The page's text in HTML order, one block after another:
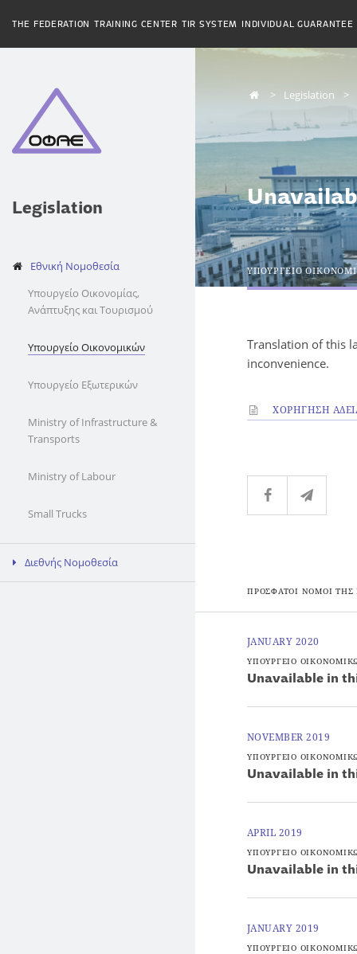
THE FEDERATION TRAINING CENTER TIR SYSTEM INDIVIDUAL GUARANTEE
Legislation
Εθνική Νομοθεσία
Υπουργείο Οικονομίας,
Ανάπτυξης και Τουρισμού
Υπουργείο Οικονομικών
Υπουργείο Εξωτερικών
Ministry of Infrastructure &
Transports
Ministry of Labour
Small Trucks
Διεθνής Νομοθεσία
Legislation
ΥΠΟΥΡΓΕΙΟ
Translation of this
inconvenience.
ΧΟΡΗΓΗΣΗ
ΠΡΟΣΦΑΤΟΙ ΝΟΜΟΙ ΤΗΣ
JANUARY 2020
ΥΠΟΥΡΓΕΙΟ
Unavailable in
NOVEMBER 2019
ΥΠΟΥΡΓΕΙΟ
Unavailable in
APRIL 2019
ΥΠΟΥΡΓΕΙΟ
Unavailable in
JANUARY 2019
ΥΠΟΥΡΓΕΙΟ